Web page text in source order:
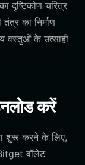
दृष्टिकोण चरित्र
तंत्र का निर्माण
वस्तुओं के उत्साही
करें
शुरू करने के लिए,
वॉलेट